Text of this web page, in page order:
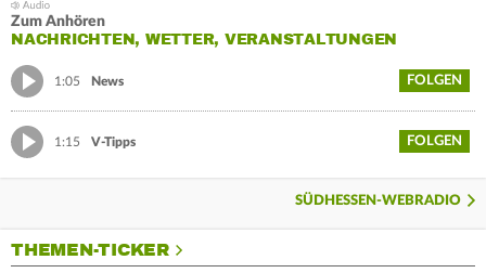
Zum Anhören
NACHRICHTEN, WETTER, VERANSTALTUNGEN
1:05 News FOLGEN
1:15 V-Tipps FOLGEN
SÜDHESSEN-WEBRADIO
THEMEN-TICKER